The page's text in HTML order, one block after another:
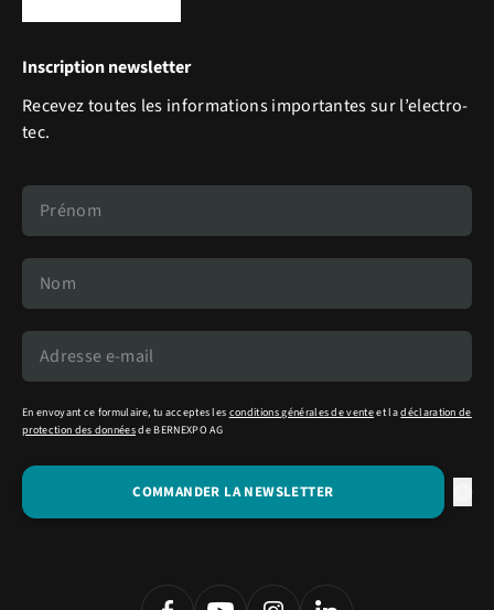
Inscription newsletter
Recevez toutes les informations importantes sur l’electro-
tec.
En envoyant ce formulaire, tu acceptes les conditions générales de venteet ladéclaration de
protection des donnéesde BERNEXPO AG